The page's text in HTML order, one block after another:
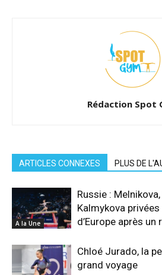
Rédaction Spot
ARTICLES CONNEXES PLUS DE
A la Une
Russie :
Kalmykova
d’Europe après un
Chloé Jurado, la
grand voyage